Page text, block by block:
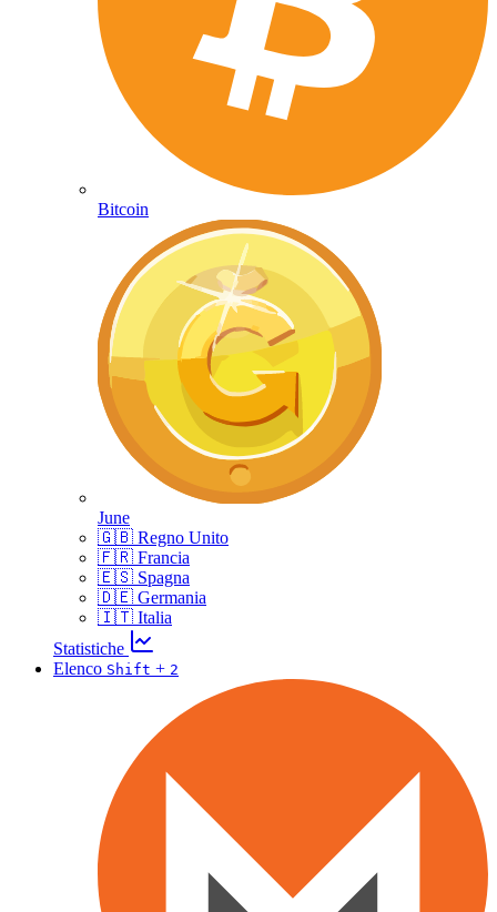
Bitcoin
June
🇬🇧 Regno Unito
🇫🇷 Francia
🇪🇸 Spagna
🇩🇪 Germania
🇮🇹 Italia
Statistiche
Elenco Shift + 2